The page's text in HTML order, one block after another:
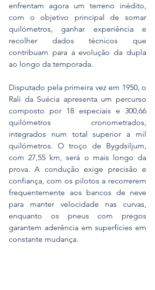
enfrentam agora um terreno inédito,
com o objetivo principal de somar
quilómetros, ganhar experiência e
recolher dados técnicos que
contribuam para a evolução da dupla
ao longo da temporada.
Disputado pela primeira vez em 1950, o
Rali da Suécia apresenta um percurso
composto por 18 especiais e 300,66
quilómetros cronometrados,
integrados num total superior a mil
quilómetros. O troço de Bygdsiljum,
com 27,55 km, será o mais longo da
prova. A condução exige precisão e
confiança, com os pilotos a recorrerem
frequentemente aos bancos de neve
para manter velocidade nas curvas,
enquanto os pneus com pregos
garantem aderência em superfícies em
constante mudança.